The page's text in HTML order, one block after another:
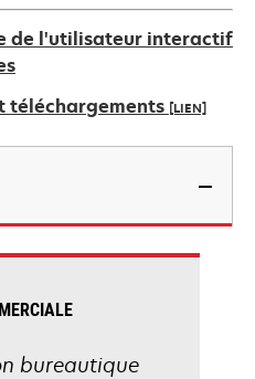
de l'utilisateur interactif
téléchargements [LIEN]
bureautique